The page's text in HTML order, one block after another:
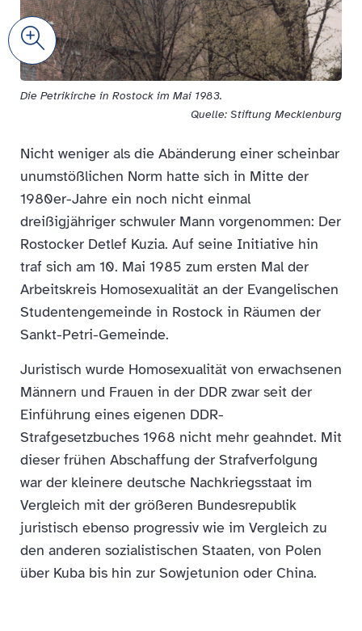
Zoom
Quelle: Stiftung Mecklenburg
Die Petrikirche in Rostock im Mai 1983.
Nicht weniger als die Abänderung einer scheinbar
unumstößlichen Norm hatte sich in Mitte der
1980er-Jahre ein noch nicht einmal
dreißigjähriger schwuler Mann vorgenommen: Der
Rostocker Detlef Kuzia. Auf seine Initiative hin
traf sich am 10. Mai 1985 zum ersten Mal der
Arbeitskreis Homosexualität an der Evangelischen
Studentengemeinde in Rostock in Räumen der
Sankt-Petri-Gemeinde.
Juristisch wurde Homosexualität von erwachsenen
Männern und Frauen in der DDR zwar seit der
Einführung eines eigenen DDR-
Strafgesetzbuches 1968 nicht mehr geahndet. Mit
dieser frühen Abschaffung der Strafverfolgung
war der kleinere deutsche Nachkriegsstaat im
Vergleich mit der größeren Bundesrepublik
juristisch ebenso progressiv wie im Vergleich zu
den anderen sozialistischen Staaten, von Polen
über Kuba bis hin zur Sowjetunion oder China.